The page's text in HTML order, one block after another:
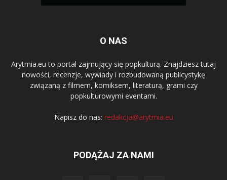
O NAS
Arytmia.eu to portal zajmujący się popkulturą. Znajdziesz tutaj
nowości, recenzje, wywiady i rozbudowaną publicystykę
związaną z filmem, komiksem, literaturą, grami czy
popkulturowymi eventami.
Napisz do nas: redakcja@arytmia.eu
PODĄŻAJ ZA NAMI